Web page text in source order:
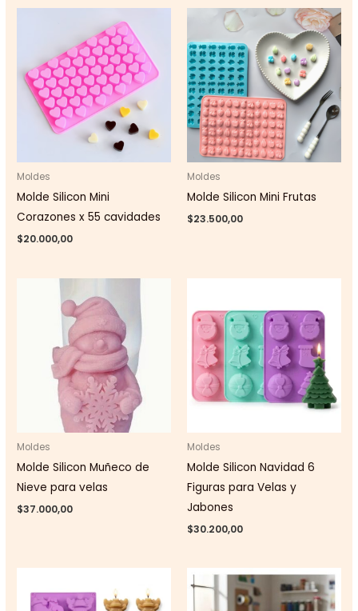
Moldes
Molde Silicon Mini
Corazones x 55 cavidades
$20.000,00
Moldes
Molde Silicon Mini Frutas
$23.500,00
Moldes
Molde Silicon Muñeco de
Nieve para velas
$37.000,00
Moldes
Molde Silicon Navidad 6
Figuras para Velas y
Jabones
$30.200,00